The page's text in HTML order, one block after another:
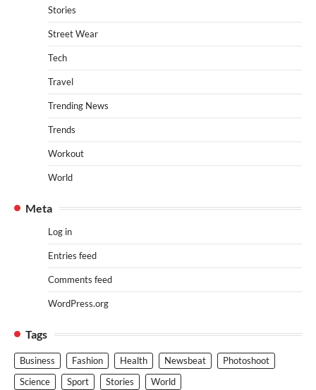
Stories
Street Wear
Tech
Travel
Trending News
Trends
Workout
World
Meta
Log in
Entries feed
Comments feed
WordPress.org
Tags
Business Fashion Health Newsbeat
Photoshoot
Science
Sport Stories World